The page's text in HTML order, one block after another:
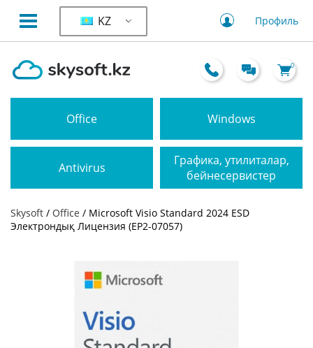
KZ Профиль
0
Office Windows
Antivirus
Графика, утилиталар,
бейнесервистер
Skysoft / Office / Microsoft Visio Standard 2024 ESD
Электрондық Лицензия (EP2-07057)